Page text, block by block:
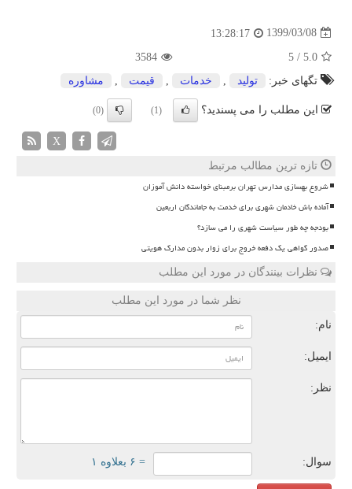
1399/03/08
13:28:17
5.0
/
5
3584
تگهای خبر:
تولید خدمات قیمت مشاوره
این مطلب را می پسندید؟ (1)
(0)
X
تازه ترین مطالب مرتبط
شروع بهسازی مدارس تهران برمبنای خواسته دانش آموزان
آماده باش خادمان شهری برای خدمت به جاماندگان اربعین
بودجه چه طور سیاست شهری را می سازد؟
صدور گواهی یک دفعه خروج برای زوار بدون مدارک هویتی
نظرات بینندگان در مورد این مطلب
نظر شما در مورد این مطلب
نام:
ایمیل:
نظر:
سوال: = ۶ بعلاوه ۱